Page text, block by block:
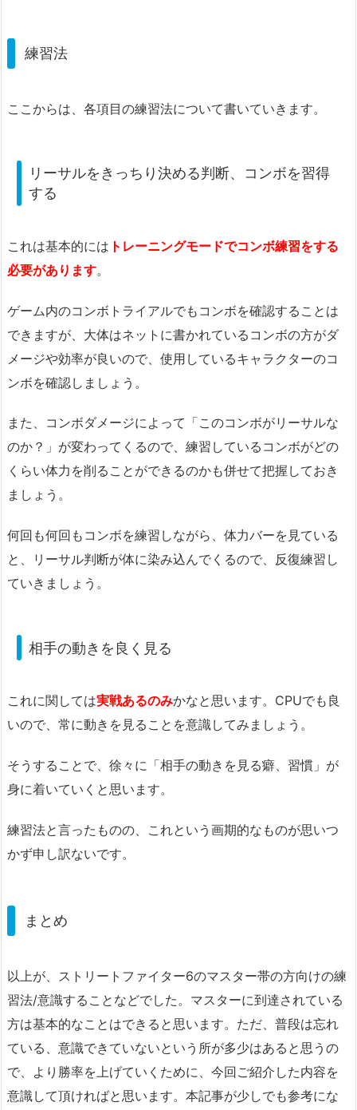
練習法
ここからは、各項目の練習法について書いていきます。
リーサルをきっちり決める判断、コンボを習得
する
これは基本的には トレーニングモードでコンボ練習をする
必要があります。
ゲーム内のコンボトライアルでもコンボを確認することは
できますが、大体はネットに書かれているコンボの方がダ
メージや効率が良いので、使用しているキャラクターのコ
ンボを確認しましょう。
また、コンボダメージによって「このコンボがリーサルな
のか？」が変わってくるので、練習しているコンボがどの
くらい体力を削ることができるのかも併せて把握しておき
ましょう。
何回も何回もコンボを練習しながら、体力バーを見ている
と、リーサル判断が体に染み込んでくるので、反復練習し
ていきましょう。
相手の動きを良く見る
これに関しては実戦あるのみかなと思います。CPUでも良
いので、常に動きを見ることを意識してみましょう。
そうすることで、徐々に「相手の動きを見る癖、習慣」が
身に着いていくと思います。
練習法と言ったものの、これという画期的なものが思いつ
かず申し訳ないです。
まとめ
以上が、ストリートファイター6のマスター帯の方向けの練
習法/意識することなどでした。マスターに到達されている
方は基本的なことはできると思います。ただ、普段は忘れ
ている、意識できていないという所が多少はあると思うの
で、より勝率を上げていくために、今回ご紹介した内容を
意識して頂ければと思います。本記事が少しでも参考にな